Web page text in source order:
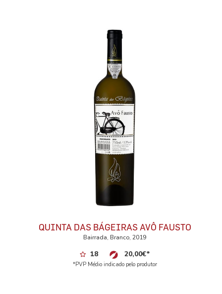
QUINTA DAS BÁGEIRAS AVÔ FAUSTO
Bairrada, Branco, 2019
18 20,00€*
*PVP Médio indicado pelo produtor